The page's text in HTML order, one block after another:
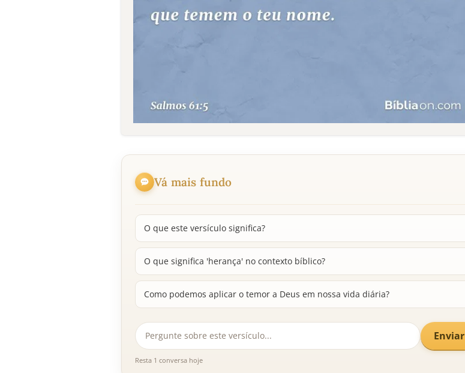
Vá mais fundo
O que este versículo significa?
O que significa 'herança' no contexto bíblico?
Como podemos aplicar o temor a Deus em nossa vida diária?
Enviar
Resta 1 conversa hoje